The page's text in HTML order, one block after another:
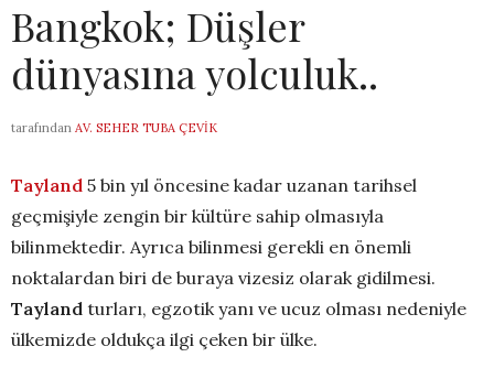
Bangkok; Düşler
dünyasına yolculuk..
tarafından AV. SEHER TUBA ÇEVIK
Tayland 5 bin yıl öncesine kadar uzanan tarihsel
geçmişiyle zengin bir kültüre sahip olmasıyla
bilinmektedir. Ayrıca bilinmesi gerekli en önemli
noktalardan biri de buraya vizesiz olarak gidilmesi.
Tayland turları, egzotik yanı ve ucuz olması nedeniyle
ülkemizde oldukça ilgi çeken bir ülke.